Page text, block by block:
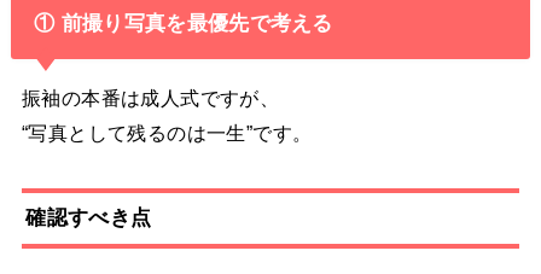
① 前撮り写真を最優先で考える
振袖の本番は成人式ですが、
“写真として残るのは一生”です。
確認すべき点